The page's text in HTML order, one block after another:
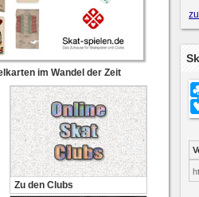
im Wandel der Zeit
Zu den Clubs